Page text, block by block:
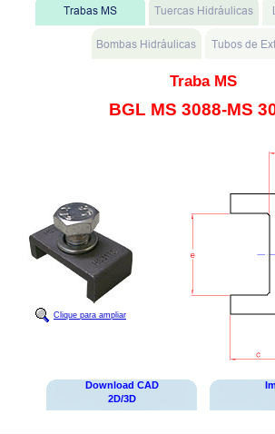
Traba MS
BGL MS 3088-MS
Clique para ampliar
Download CAD
2D/3D